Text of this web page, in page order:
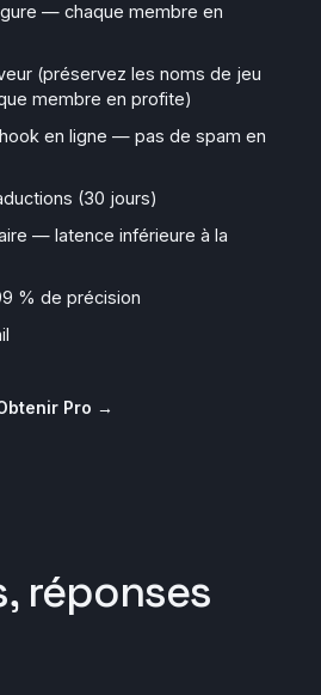
— chaque membre en
(préservez les noms de jeu
membre en profite)
en ligne — pas de spam en
(30 jours)
— latence inférieure à la
% de précision
Pro →
réponses